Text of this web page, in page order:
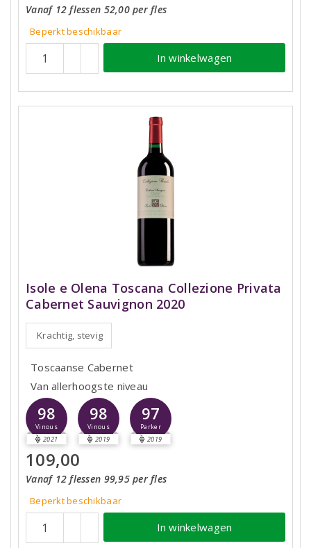
Vanaf 12 flessen 52,00 per fles
Beperkt beschikbaar
In winkelwagen
Isole e Olena Toscana Collezione Privata
Cabernet Sauvignon 2020
Krachtig, stevig
Toscaanse Cabernet
Van allerhoogste niveau
98
Vinous
2021
98
Vinous
2019
97
Parker
2019
109,00
Vanaf 12 flessen 99,95 per fles
Beperkt beschikbaar
In winkelwagen